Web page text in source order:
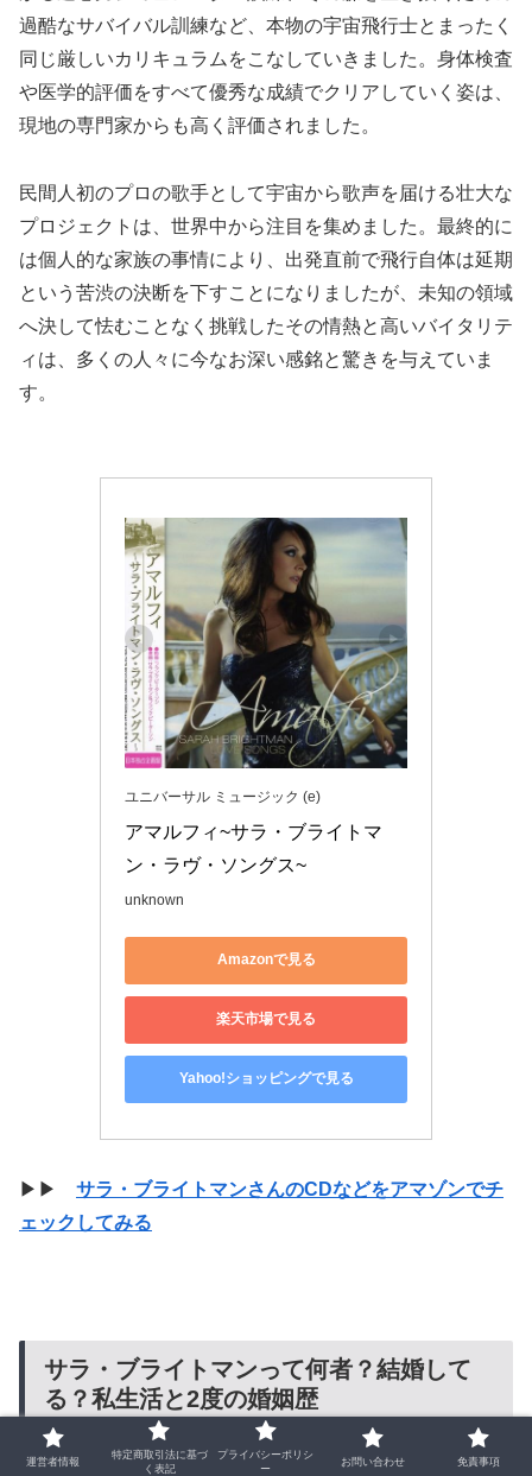
過酷なサバイバル訓練など、本物の宇宙飛行士とまったく
同じ厳しいカリキュラムをこなしていきました。身体検査
や医学的評価をすべて優秀な成績でクリアしていく姿は、
現地の専門家からも高く評価されました。
民間人初のプロの歌手として宇宙から歌声を届ける壮大な
プロジェクトは、世界中から注目を集めました。最終的に
は個人的な家族の事情により、出発直前で飛行自体は延期
という苦渋の決断を下すことになりましたが、未知の領域
へ決して怯むことなく挑戦したその情熱と高いバイタリテ
ィは、多くの人々に今なお深い感銘と驚きを与えていま
す。
ユニバーサル ミュージック (e)
アマルフィ~サラ・ブライトマ
ン・ラヴ・ソングス~
unknown
Amazonで見る
楽天市場で見る
Yahoo!ショッピングで見る
▶▶ サラ・ブライトマンさんのCDなどをアマゾンでチ
ェックしてみる
サラ・ブライトマンって何者？結婚して
る？私生活と2度の婚姻歴
運営者情報
特定商取引法に基づ
く表記
プライバシーポリシ
ー
お問い合わせ 免責事項